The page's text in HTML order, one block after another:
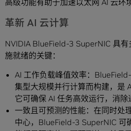
高级功能有助于加速以太网 AI 云环
革新 AI 云计算
NVIDIA BlueField-3 SuperNIC 具
施就绪的关键：
AI 工作负载峰值效率：
集型大规模并行计算而构建，是
它可确保 AI 任务高效运行，消除
一致且可预测的性能：在同时处
中心，BlueField-3 SuperNIC 可